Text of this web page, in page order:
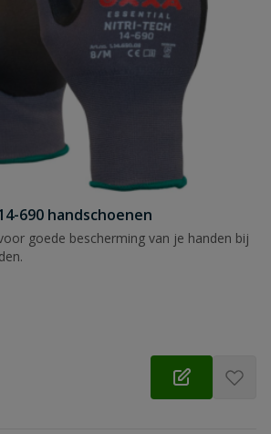
690 handschoenen
goede bescherming van je handen bij